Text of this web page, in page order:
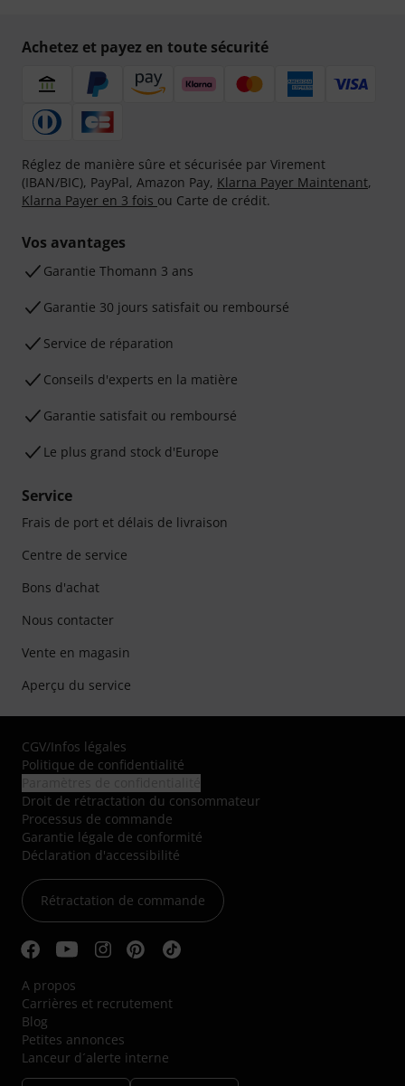
Achetez et payez en toute sécurité
Réglez de manière sûre et sécurisée par Virement
(IBAN/BIC), PayPal, Amazon Pay, Klarna Payer Maintenant,
Klarna Payer en 3 fois ou Carte de crédit.
Vos avantages
Ga­ran­tie Thomann 3 ans
Garantie 30 jours satisfait ou remboursé
Service de réparation
Conseils d'experts en la matière
Garantie satisfait ou remboursé
Le plus grand stock d'Europe
Service
Frais de port et délais de livraison
Centre de service
Bons d'achat
Nous contacter
Vente en magasin
Aperçu du service
CGV/Infos légales
Politique de confidentialité
Droit de rétractation du consommateur
Processus de commande
Garantie légale de conformité
Déclaration d'accessibilité
Rétractation de commande
A propos
Carrières et recrutement
Blog
Petites annonces
Lanceur d´alerte interne